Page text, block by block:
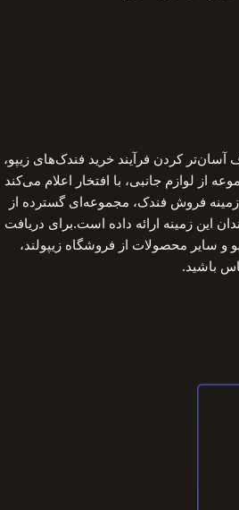
آسان‌تر کردن فرآیند خرید فندک‌های زیپو،
از لوازم جانبی، با افتخار اعلام می‌کند
در زمینه فروش فندک، مجموعه‌ای گسترده از
این زمینه ارائه داده است.برای دریافت
و سایر محصولات از فروشگاه زیپولند،
باشید.